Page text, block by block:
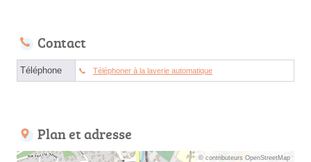
Contact
Téléphone Téléphoner à la laverie automatique
Plan et adresse
© contributeurs OpenStreetMap